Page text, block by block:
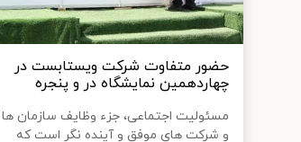
حضور متفاوت شرکت ویستابست در
چهاردهمین نمایشگاه در و پنجره
مسئولیت اجتماعی، جزء وظایف سازمان ها
و شرکت های موفق و آینده نگر است که